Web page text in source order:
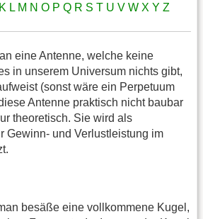
K L M N O P Q R S T U V W X Y Z
eine Antenne, welche keine
in unserem Universum nichts gibt,
(sonst wäre ein Perpetuum
Antenne praktisch nicht baubar
theoretisch. Sie wird als
Gewinn- und Verlustleistung im
besäße eine vollkommene Kugel,